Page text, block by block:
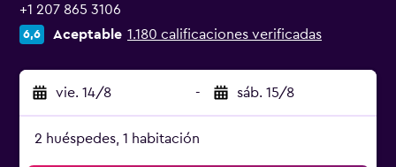
+1 207 865 3106
6,6 Aceptable 1.180 calificaciones verificadas
vie. 14/8 - sáb. 15/8
2 huéspedes, 1 habitación